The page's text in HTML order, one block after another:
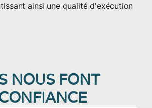
ainsi une qualité d'exécution
NOUS FONT